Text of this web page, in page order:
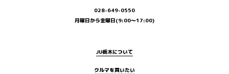
028-649-0550
月曜日から金曜日(9:00～17:00)
JU栃木について
クルマを買いたい